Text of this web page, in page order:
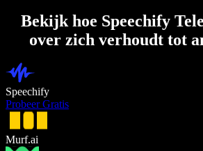
Bekijk hoe Speechify
over zich verhoudt tot
Speechify
Probeer Gratis
Murf.ai